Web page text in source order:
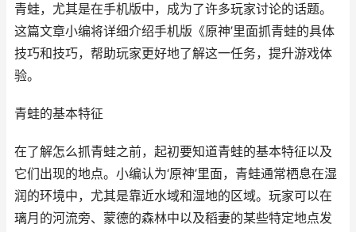
青蛙，尤其是在手机版中，成为了许多玩家讨论的话题。
这篇文章小编将详细介绍手机版《原神’里面抓青蛙的具体
技巧和技巧，帮助玩家更好地了解这一任务，提升游戏体
验。
青蛙的基本特征
在了解怎么抓青蛙之前，起初要知道青蛙的基本特征以及
它们出现的地点。小编认为‘原神’里面，青蛙通常栖息在湿
润的环境中，尤其是靠近水域和湿地的区域。玩家可以在
璃月的河流旁、蒙德的森林中以及稻妻的某些特定地点发